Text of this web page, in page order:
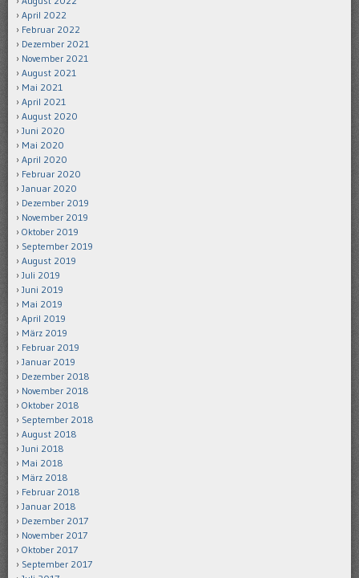
April 2022
Februar 2022
Dezember 2021
November 2021
August 2021
Mai 2021
April 2021
August 2020
Juni 2020
Mai 2020
April 2020
Februar 2020
Januar 2020
Dezember 2019
November 2019
Oktober 2019
September 2019
August 2019
Juli 2019
Juni 2019
Mai 2019
April 2019
März 2019
Februar 2019
Januar 2019
Dezember 2018
November 2018
Oktober 2018
September 2018
August 2018
Juni 2018
Mai 2018
März 2018
Februar 2018
Januar 2018
Dezember 2017
November 2017
Oktober 2017
September 2017